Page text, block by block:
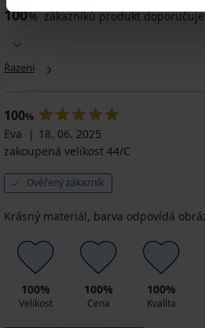
100% zákazníků produkt doporučuje
Řazení
100%
Eva
18. 06. 2025
zakoupená velikost 44/C
Ověřený zákazník
Krásný materiál, barva odpovídá
100%
Velikost
100%
Cena
100%
Kvalita